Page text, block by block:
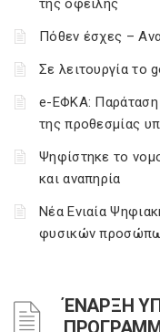
της οφειλής
Πόθεν έσχες –
Σε λειτουργία το
e-ΕΦΚΑ: Παράταση
της προθεσμίας
Ψηφίστηκε το
και αναπηρία
Νέα Ενιαία
φυσικών
ΈΝΑΡΞΗ